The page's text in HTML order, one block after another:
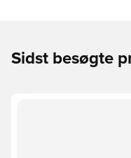
Sidst besøgte